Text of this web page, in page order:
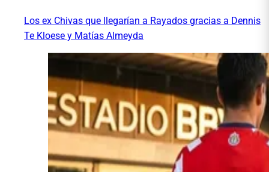
Los ex Chivas que llegarían a Rayados gracias a Dennis
Te Kloese y Matías Almeyda